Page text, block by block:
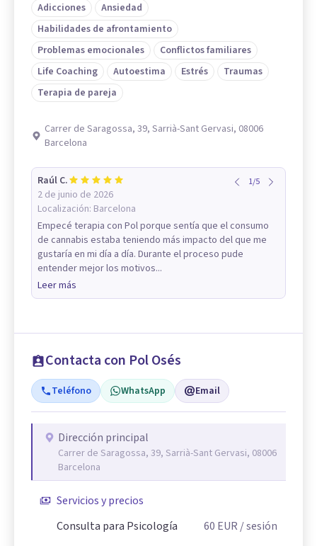
Adicciones
Ansiedad
Habilidades de afrontamiento
Problemas emocionales
Conflictos familiares
Life Coaching
Autoestima Estrés
Traumas
Terapia de pareja
Carrer de Saragossa, 39, Sarrià-Sant Gervasi, 08006
Barcelona
Raúl C.
2 de junio de 2026
Localización: Barcelona
1/5
Empecé terapia con Pol porque sentía que el consumo
de cannabis estaba teniendo más impacto del que me
gustaría en mi día a día. Durante el proceso pude
entender mejor los motivos...
Leer más
Contacta con Pol Osés
Teléfono WhatsApp Email
Dirección principal
Carrer de Saragossa, 39, Sarrià-Sant Gervasi, 08006
Barcelona
Servicios y precios
Consulta para Psicología
60 EUR / sesión